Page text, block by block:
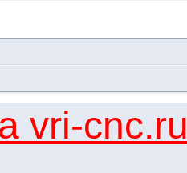
vri-cnc.ru